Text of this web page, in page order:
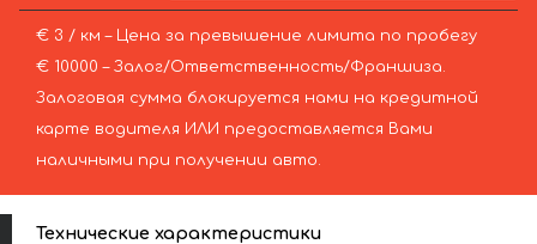
€ 3 / км – Цена за превышение лимита по пробегу
€ 10000 – Залог/Ответственность/Франшиза.
Залоговая сумма блокируется нами на кредитной
карте водителя ИЛИ предоставляется Вами
наличными при получении авто.
Технические характеристики